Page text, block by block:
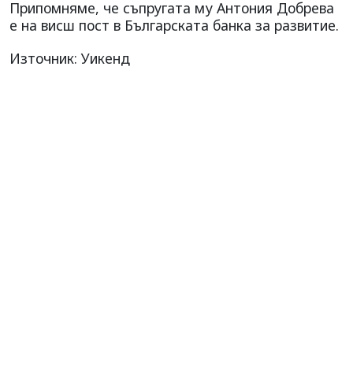
Припомняме, че съпругата му Антония Добрева
е на висш пост в Българската банка за развитие.
Източник: Уикенд